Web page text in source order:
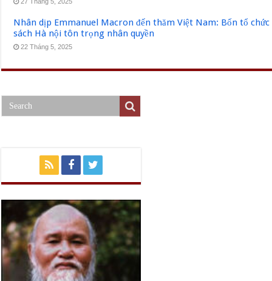
Nhân dịp Emmanuel Macron đến thăm Việt Nam: Bốn tổ
sách Hà nội tôn trọng nhân quyền
22 Tháng 5, 2025